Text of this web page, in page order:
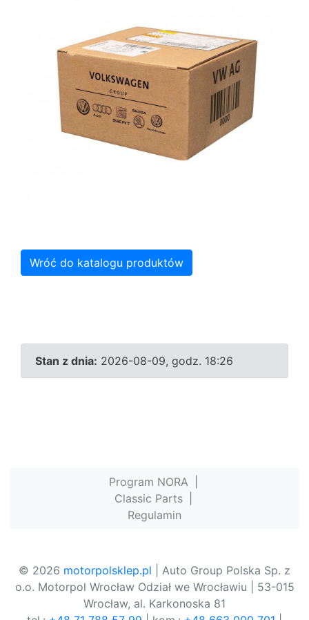
Wróć do katalogu produktów
Stan z dnia: 2026-08-09, godz. 18:26
Program NORA
Classic Parts
Regulamin
© 2026 motorpolsklep.pl | Auto Group Polska Sp. z
o.o. Motorpol Wrocław Odział we Wrocławiu | 53-015
Wrocław, al. Karkonoska 81